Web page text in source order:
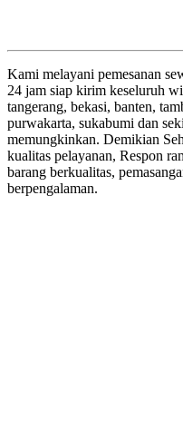
Kami melayani pemesanan
24 jam siap kirim keseluruh
tangerang, bekasi, banten,
purwakarta, sukabumi dan
memungkinkan. Demikian
kualitas pelayanan, Respon
barang berkualitas,
berpengalaman.